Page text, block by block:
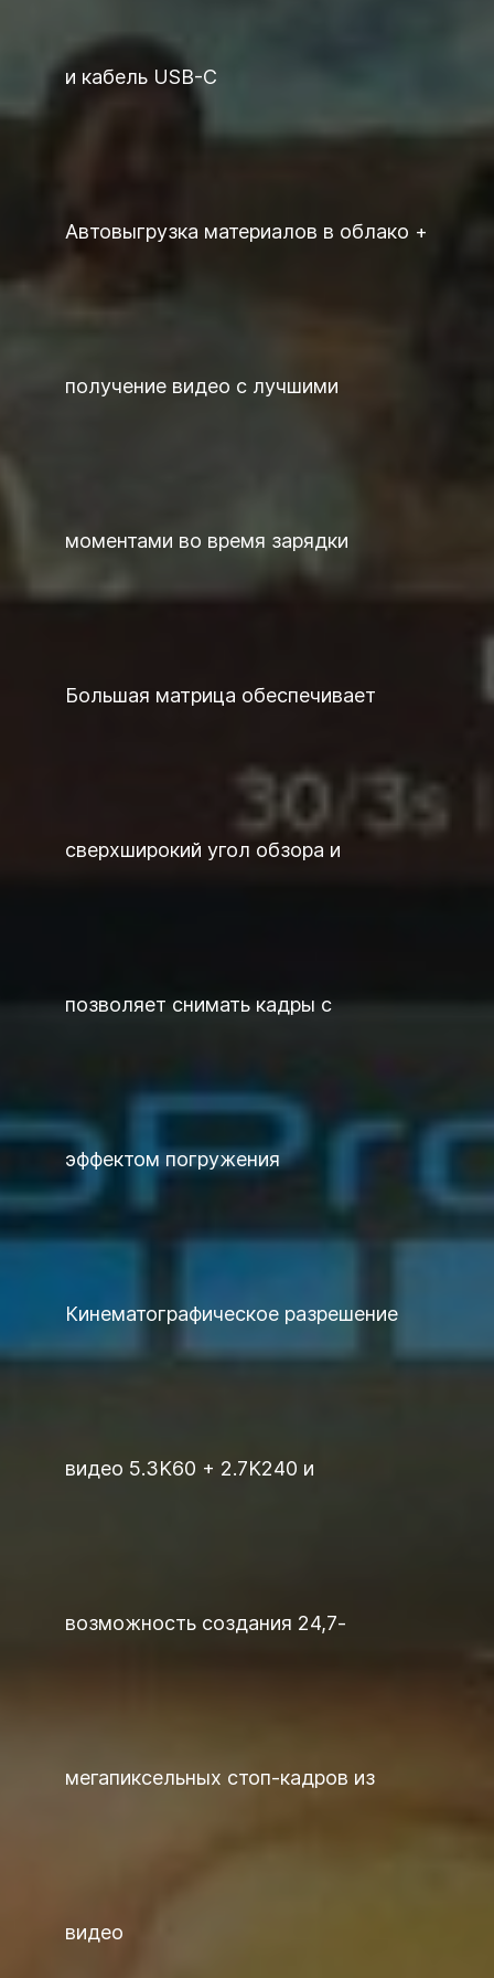
и кабель USB-C
Автовыгрузка материалов в облако +
получение видео с лучшими
моментами во время зарядки
Большая матрица обеспечивает
сверхширокий угол обзора и
позволяет снимать кадры с
эффектом погружения
Кинематографическое разрешение
видео 5.3K60 + 2.7K240 и
возможность создания 24,7-
мегапиксельных стоп-кадров из
видео